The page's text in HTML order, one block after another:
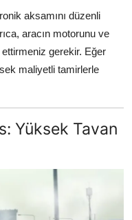
aksamını düzenli
aracın motorunu ve
ettirmeniz gerekir. Eğer
maliyetli tamirlerle
Yüksek Tavan